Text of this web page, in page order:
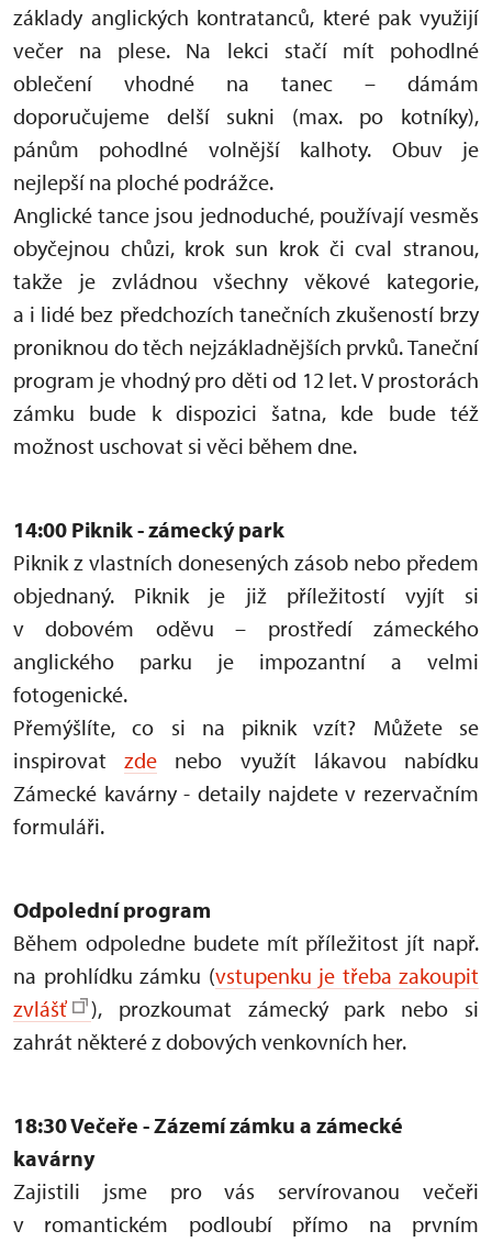
základy anglických kontratanců, které pak využijí
večer na plese. Na lekci stačí mít pohodlné
oblečení vhodné na tanec – dámám
doporučujeme delší sukni (max. po kotníky),
pánům pohodlné volnější kalhoty. Obuv je
nejlepší na ploché podrážce.
Anglické tance jsou jednoduché, používají vesměs
obyčejnou chůzi, krok sun krok či cval stranou,
takže je zvládnou všechny věkové kategorie,
a i lidé bez předchozích tanečních zkušeností brzy
proniknou do těch nejzákladnějších prvků. Taneční
program je vhodný pro děti od 12 let. V prostorách
zámku bude k dispozici šatna, kde bude též
možnost uschovat si věci během dne.
14:00 Piknik - zámecký park
Piknik z vlastních donesených zásob nebo předem
objednaný. Piknik je již příležitostí vyjít si
v dobovém oděvu – prostředí zámeckého
anglického parku je impozantní a velmi
fotogenické.
Přemýšlíte, co si na piknik vzít? Můžete se
inspirovatzde nebo využít lákavou nabídku
Zámecké kavárny - detaily najdete v rezervačním
formuláři.
Odpolední program
Během odpoledne budete mít příležitost jít např.
na prohlídku zámku (vstupenku je třeba zakoupit
zvlášť
), prozkoumat zámecký park nebo si
zahrát některé z dobových venkovních her.
18:30 Večeře - Zázemí zámku a zámecké
kavárny
Zajistili jsme pro vás servírovanou večeři
v romantickém podloubí přímo na prvním